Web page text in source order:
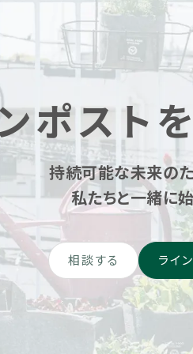
ポスト
持続可能な未来のた
私たちと一緒に
相談する ライ